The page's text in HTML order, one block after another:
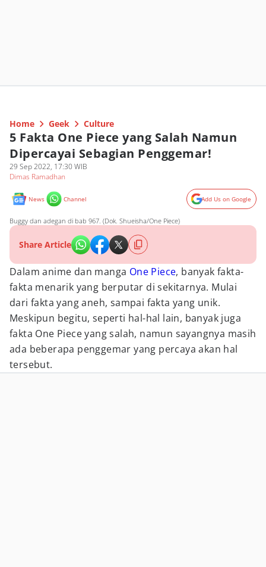
Home Geek Culture
5 Fakta One Piece yang Salah Namun
Dipercayai Sebagian Penggemar!
29 Sep 2022, 17:30 WIB
Dimas Ramadhan
News Channel Add Us on Google
Buggy dan adegan di bab 967. (Dok. Shueisha/One Piece)
Share Article
Dalam anime dan manga One Piece, banyak fakta-
fakta menarik yang berputar di sekitarnya. Mulai
dari fakta yang aneh, sampai fakta yang unik.
Meskipun begitu, seperti hal-hal lain, banyak juga
fakta One Piece yang salah, namun sayangnya masih
ada beberapa penggemar yang percaya akan hal
tersebut.